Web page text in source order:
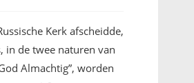
Kerk afscheidde,
in de twee naturen van
Almachtig”, worden